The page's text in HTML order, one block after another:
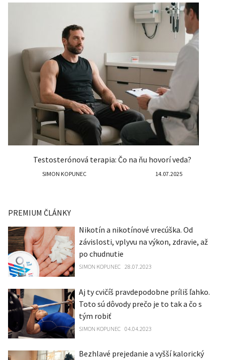
Testosterónová terapia: Čo na ňu hovorí veda?
SIMON KOPUNEC 14.07.2025
PREMIUM ČLÁNKY
Nikotín a nikotínové vrecúška. Od
závislosti, vplyvu na výkon, zdravie, až
po chudnutie
SIMON KOPUNEC 28.07.2023
Aj ty cvičíš pravdepodobne príliš ľahko.
Toto sú dôvody prečo je to tak a čo s
tým robiť
SIMON KOPUNEC 04.04.2023
Bezhlavé prejedanie a vyšší kalorický